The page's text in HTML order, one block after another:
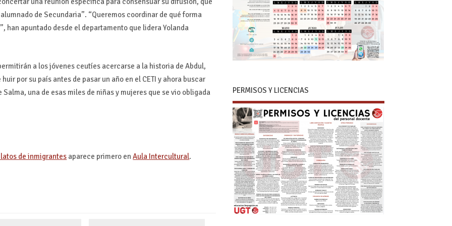
de Secundaria”. “Queremos coordinar de qué forma
han apuntado desde el departamento que lidera Yolanda
a los jóvenes ceutíes acercarse a la historia de Abdul,
por su país antes de pasar un año en el CETI y ahora buscar
una de esas miles de niñas y mujeres que se vio obligada
de inmigrantes aparece primero enAula Intercultural.
PERMISOS Y LICENCIAS